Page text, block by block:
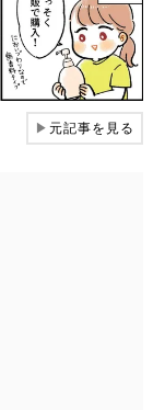
▶元記事を見る